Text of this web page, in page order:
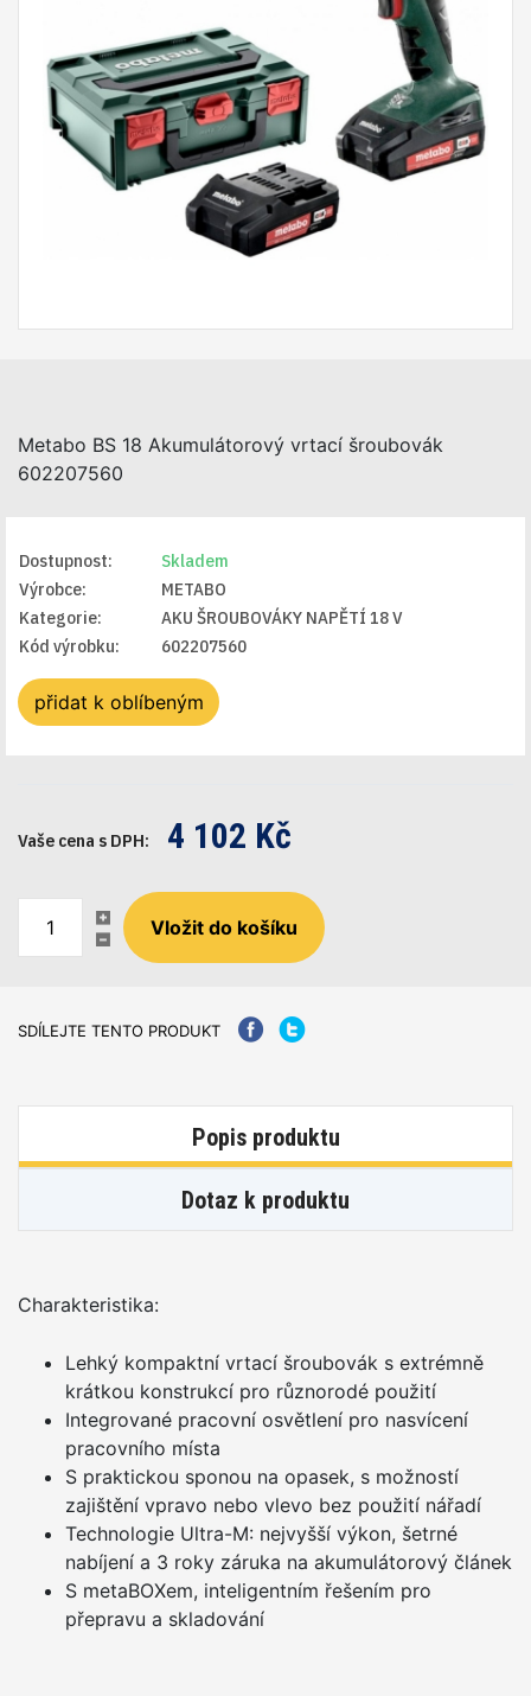
Metabo BS 18 Akumulátorový vrtací šroubovák
602207560
Dostupnost:
Skladem
Výrobce:
METABO
Kategorie:
AKU ŠROUBOVÁKY NAPĚTÍ 18 V
Kód výrobku:
602207560
přidat k oblíbeným
Vaše cena s DPH: 4 102 Kč
SDÍLEJTE TENTO PRODUKT
Popis produktu
Dotaz k produktu
Charakteristika:
Lehký kompaktní vrtací šroubovák s extrémně
krátkou konstrukcí pro různorodé použití
Integrované pracovní osvětlení pro nasvícení
pracovního místa
S praktickou sponou na opasek, s možností
zajištění vpravo nebo vlevo bez použití nářadí
Technologie Ultra-M: nejvyšší výkon, šetrné
nabíjení a 3 roky záruka na akumulátorový článek
S metaBOXem, inteligentním řešením pro
přepravu a skladování